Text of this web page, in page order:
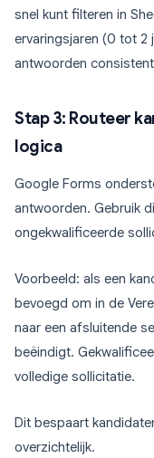
snel kunt filteren in
ervaringsjaren (0 tot 2
antwoorden
Stap 3: Routeer
logica
Google Forms
antwoorden. Gebruik
ongekwalificeerde
Voorbeeld: als een
bevoegd om in de
naar een afsluitende
beëindigt.
volledige sollicitatie.
Dit bespaart
overzichtelijk.